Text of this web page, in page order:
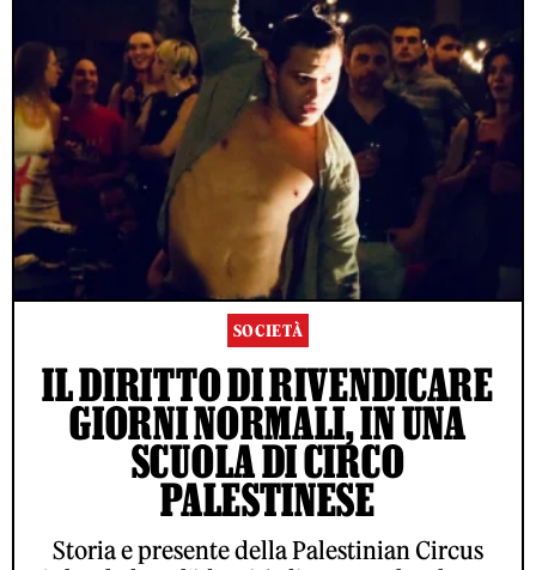
SOCIETÀ
IL DIRITTO DI RIVENDICARE
GIORNI NORMALI, IN UNA
SCUOLA DI CIRCO
PALESTINESE
Storia e presente della Palestinian Circus